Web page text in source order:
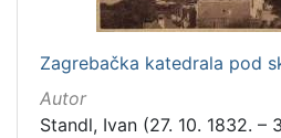
Zagrebačka katedrala pod
Autor
Standl, Ivan (27. 10. 1832. –